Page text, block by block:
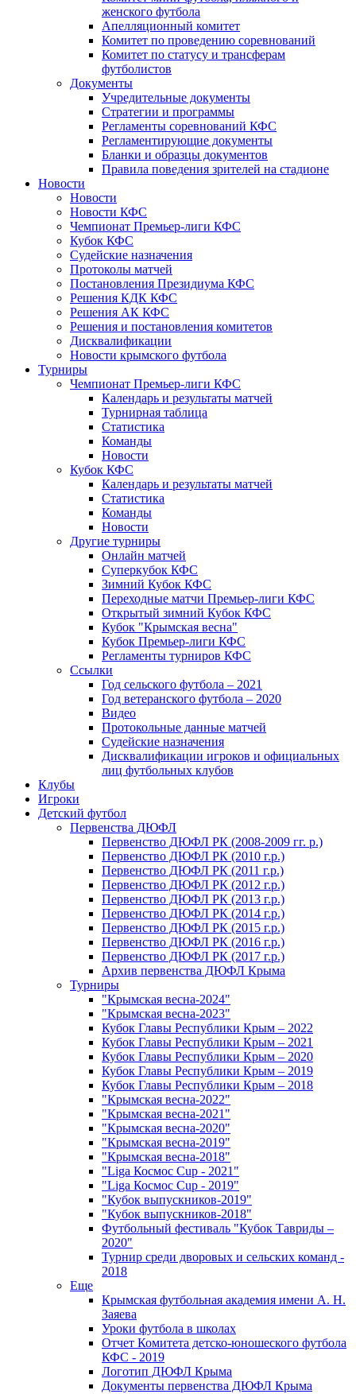
женского футбола
Апелляционный комитет
Комитет по проведению соревнований
Комитет по статусу и трансферам
футболистов
Документы
Учредительные документы
Стратегии и программы
Регламенты соревнований КФС
Регламентирующие документы
Бланки и образцы документов
Правила поведения зрителей на стадионе
Новости
Новости
Новости КФС
Чемпионат Премьер-лиги КФС
Кубок КФС
Судейские назначения
Протоколы матчей
Постановления Президиума КФС
Решения КДК КФС
Решения АК КФС
Решения и постановления комитетов
Дисквалификации
Новости крымского футбола
Турниры
Чемпионат Премьер-лиги КФС
Календарь и результаты матчей
Турнирная таблица
Статистика
Команды
Новости
Кубок КФС
Календарь и результаты матчей
Статистика
Команды
Новости
Другие турниры
Онлайн матчей
Суперкубок КФС
Зимний Кубок КФС
Переходные матчи Премьер-лиги КФС
Открытый зимний Кубок КФС
Кубок "Крымская весна"
Кубок Премьер-лиги КФС
Регламенты турниров КФС
Ссылки
Год сельского футбола – 2021
Год ветеранского футбола – 2020
Видео
Протокольные данные матчей
Судейские назначения
Дисквалификации игроков и официальных
лиц футбольных клубов
Клубы
Игроки
Детский футбол
Первенства ДЮФЛ
Первенство ДЮФЛ РК (2008-2009 гг. р.)
Первенство ДЮФЛ РК (2010 г.р.)
Первенство ДЮФЛ РК (2011 г.р.)
Первенство ДЮФЛ РК (2012 г.р.)
Первенство ДЮФЛ РК (2013 г.р.)
Первенство ДЮФЛ РК (2014 г.р.)
Первенство ДЮФЛ РК (2015 г.р.)
Первенство ДЮФЛ РК (2016 г.р.)
Первенство ДЮФЛ РК (2017 г.р.)
Архив первенства ДЮФЛ Крыма
Турниры
"Крымская весна-2024"
"Крымская весна-2023"
Кубок Главы Республики Крым – 2022
Кубок Главы Республики Крым – 2021
Кубок Главы Республики Крым – 2020
Кубок Главы Республики Крым – 2019
Кубок Главы Республики Крым – 2018
"Крымская весна-2022"
"Крымская весна-2021"
"Крымская весна-2020"
"Крымская весна-2019"
"Крымская весна-2018"
"Liga Космос Cup - 2021"
"Liga Космос Cup - 2019"
"Кубок выпускников-2019"
"Кубок выпускников-2018"
Футбольный фестиваль "Кубок Тавриды –
2020"
Турнир среди дворовых и сельских команд -
2018
Еще
Крымская футбольная академия имени А. Н.
Заяева
Уроки футбола в школах
Отчет Комитета детско-юношеского футбола
КФС - 2019
Логотип ДЮФЛ Крыма
Документы первенства ДЮФЛ Крыма